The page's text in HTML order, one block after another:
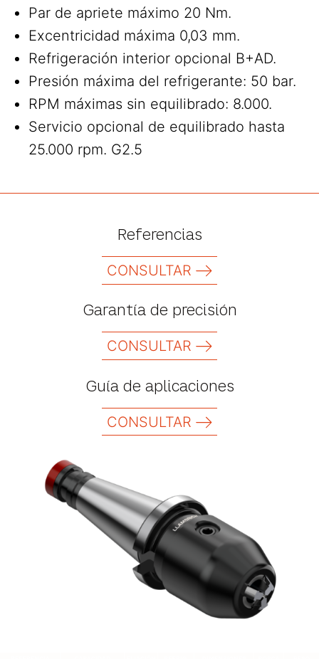
Par de apriete máximo 20 Nm.
Excentricidad máxima 0,03 mm.
Refrigeración interior opcional B+AD.
Presión máxima del refrigerante: 50 bar.
RPM máximas sin equilibrado: 8.000.
Servicio opcional de equilibrado hasta
25.000 rpm. G2.5
Referencias
CONSULTAR
Garantía de precisión
CONSULTAR
Guía de aplicaciones
CONSULTAR